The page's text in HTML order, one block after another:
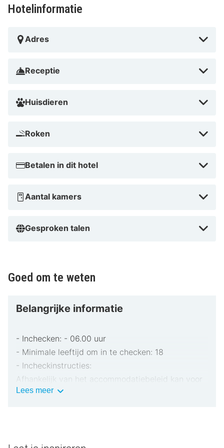
Hotelinformatie
Adres
Receptie
Huisdieren
Roken
Betalen in dit hotel
Aantal kamers
Gesproken talen
Goed om te weten
Belangrijke informatie
- Inchecken: - 06.00 uur
- Minimale leeftijd om in te checken: 18
- Incheckinstructies:
Afhankelijk van het accommodatiebeleid kan voor
extra personen een toeslag in rekening worden
Lees meerBelangrijke